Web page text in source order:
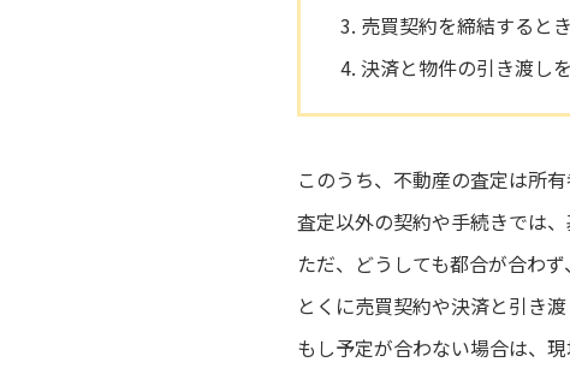
売買契約を締結するとき
決済と物件の引き渡し
このうち、不動産の査定は所
査定以外の契約や手続きでは
ただ、どうしても都合が合わ
とくに売買契約や決済と引き
もし予定が合わない場合は、